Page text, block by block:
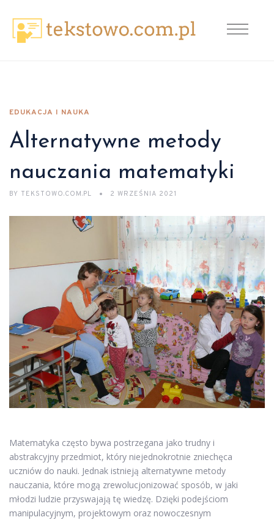
EDUKACJA I NAUKA
Alternatywne metody
nauczania matematyki
BY TEKSTOWO.COM.PL 2 WRZEŚNIA 2021
Matematyka często bywa postrzegana jako trudny i
abstrakcyjny przedmiot, który niejednokrotnie zniechęca
uczniów do nauki. Jednak istnieją alternatywne metody
nauczania, które mogą zrewolucjonizować sposób, w jaki
młodzi ludzie przyswajają tę wiedzę. Dzięki podejściom
manipulacyjnym, projektowym oraz nowoczesnym